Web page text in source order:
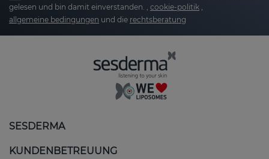
gelesen und bin damit einverstanden. , cookie-politik ,
allgemeine bedingungen und die rechtsberatung
SESDERMA
KUNDENBETREUUNG